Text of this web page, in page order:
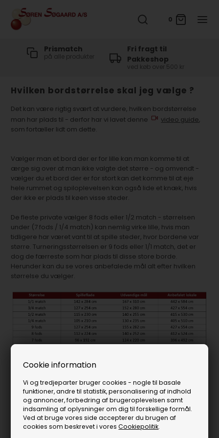
Cookie information
Vi og tredjeparter bruger cookies - nogle til basale
funktioner, andre til statistik, personalisering af indhold
og annoncer, forbedring af brugeroplevelsen samt
indsamling af oplysninger om dig til forskellige formål.
Ved at bruge vores side accepterer du brugen af
cookies som beskrevet i voresCookiepolitik.
0
Prismatch
på alle produkter
Fri fragt til
Pakkeshop
ved køb over 500 kr
Hvilken bordstørrelse skal jeg vælge ?
Det kan være rigtig svært at vurdere, hvilken bordstørrelse
man har plads til - derfor har vi lavet denne
video guide,
som fortæller lidt om dette.
Vælger man et bord der er for lille kan man komme til at
ærge sig over at man ikke valgte det større - og omvendt -
vælger du et bord der er for stort kan det komme til at eje
hele rummet og spiloplevelsen kan også lide et knæk, hvis
der ikke er plads til køen visse steder.
De fleste private vælger 8 fods eller 1/2 match - størrelsen
under (7 fods / 1/4 match) kan nemlig virke lille, hvis man
tidligere har været vant til at spille steder, hvor bordene var
større. Turneringsstørrelsen er 9 fods eller 1/1 match, det er
dog de færreste som har plads til disse store borde.
Herunder kan du se vores anbefalede mål alt efter hvilken
størrelse du vælger.
Bemærk - anbefalede mål tager udgangspunkt i en spillekø
på 140 cm. Ønsker man at have de officielle turneringsmål -
så er disse nogle andre.
Har du lige knap og nap plads til ønske-størrelsen eller er der
et sted eller 2 i dit rum, som begrænser valg af størrelse (en
kommode, væg etc.) så kan man med fordel vælge at købe
kortere køer til når ballerne placerer sig i dette område.